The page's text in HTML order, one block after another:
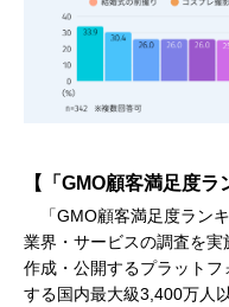
【「GMO顧客満足度ラ
「GMO顧客満足度ラン
業界・サービスの調査を
作成・公開するプラット
する国内最大級3,400万人